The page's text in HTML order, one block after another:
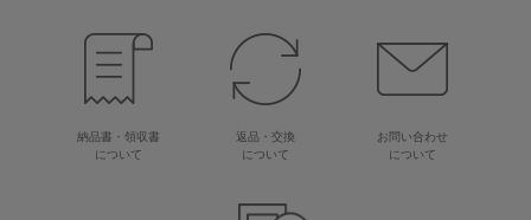
納品書・領収書
について
返品・交換
について
お問い合わせ
について